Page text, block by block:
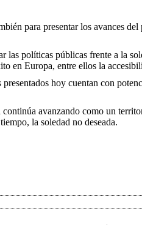
para presentar los avances
las políticas públicas frente a la
en Europa, entre ellos la
hoy cuentan con
avanzando como un
la soledad no deseada.